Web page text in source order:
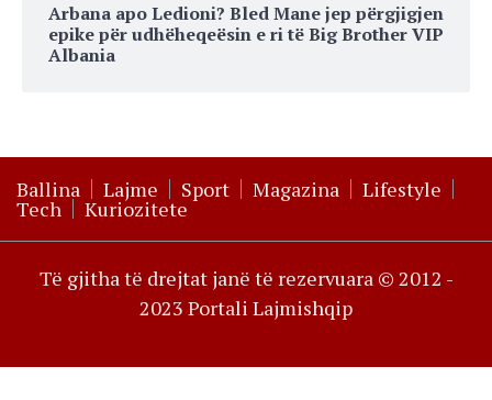
Arbana apo Ledioni? Bled Mane jep përgjigjen
epike për udhëheqeësin e ri të Big Brother VIP
Albania
Ballina Lajme Sport Magazina Lifestyle
Tech Kuriozitete
Të gjitha të drejtat janë të rezervuara © 2012 -
2023 Portali Lajmishqip